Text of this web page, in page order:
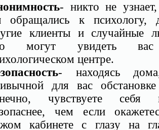
- никто не
обращались к психологу,
клиенты и случайные
могут увидеть
центре.
- находясь
для вас
чувствуете себя
чем если
кабинете с глазу на